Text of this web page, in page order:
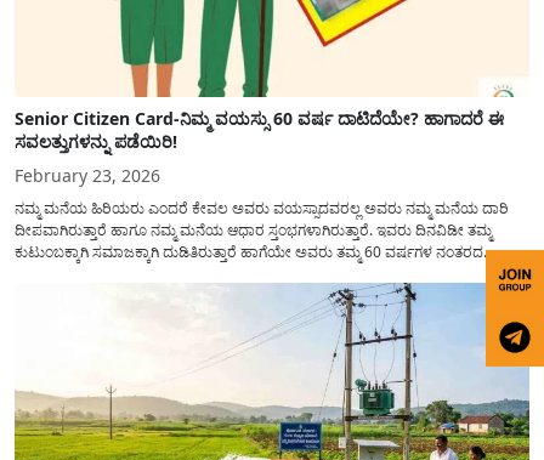
Senior Citizen Card-ನಿಮ್ಮ ವಯಸ್ಸು 60 ವರ್ಷ ದಾಟಿದೆಯೇ? ಹಾಗಾದರೆ ಈ
ಸವಲತ್ತುಗಳನ್ನು ಪಡೆಯಿರಿ!
February 23, 2026
ನಮ್ಮ ಮನೆಯ ಹಿರಿಯರು ಎಂದರೆ ಕೇವಲ ಅವರು ವಯಸ್ಸಾದವರಲ್ಲ ಅವರು ನಮ್ಮ ಮನೆಯ ದಾರಿ
ದೀಪವಾಗಿರುತ್ತಾರೆ ಹಾಗೂ ನಮ್ಮ ಮನೆಯ ಆಧಾರ ಸ್ತಂಭಗಳಾಗಿರುತ್ತಾರೆ. ಇವರು ದಿನವಿಡೀ ತಮ್ಮ
ಕುಟುಂಬಕ್ಕಾಗಿ ಸಮಾಜಕ್ಕಾಗಿ ದುಡಿತಿರುತ್ತಾರೆ ಹಾಗೆಯೇ ಅವರು ತಮ್ಮ 60 ವರ್ಷಗಳ ನಂತರದ
ಜೀವನವನ್ನು ನೆಮ್ಮದಿಯಿಂದ ಕಳೆಯಬೇಕೆಂಬುದು ಪ್ರತಿಯೊಬ್ಬರ ಕನಸಾಗಿರುತ್ತದೆ ಆದ್ದರಿಂದ ಸರ್ಕಾರವು